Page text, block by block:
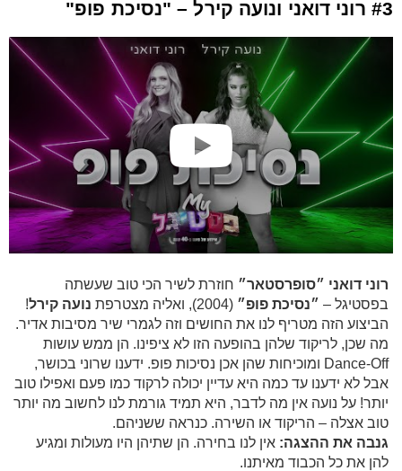
#3 רוני דואני ונועה קירל – "נסיכת פופ"
רוני דואני ״סופרסטאר״ חוזרת לשיר הכי טוב שעשתה
בפסטיגל – ״נסיכת פופ״ (2004), ואליה מצטרפת נועה קירל!
הביצוע הזה מטריף לנו את החושים וזה לגמרי שיר מסיבות אדיר.
מה שכן, לריקוד שלהן בהופעה הזו לא ציפינו. הן ממש עושות
Dance-Off ומוכיחות שהן אכן נסיכות פופ. ידענו שרוני בכושר,
אבל לא ידענו עד כמה היא עדיין יכולה לרקוד כמו פעם ואפילו טוב
יותר! על נועה אין מה לדבר, היא תמיד גורמת לנו לחשוב מה יותר
טוב אצלה – הריקוד או השירה. כנראה ששניהם.
גנבה את ההצגה: אין לנו בחירה. הן שתיהן היו מעולות ומגיע
להן את כל הכבוד מאיתנו.